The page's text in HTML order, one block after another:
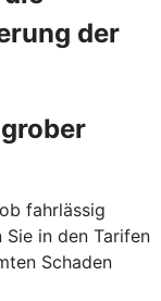
der
fahrlässig
in den Tarifen
Schaden